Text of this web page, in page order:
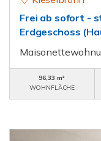
Frei ab sofort -
Erdgeschoss
96,33 m²
WOHNFLÄCHE